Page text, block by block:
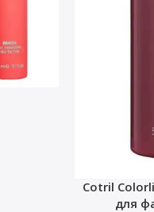
Cotril
для